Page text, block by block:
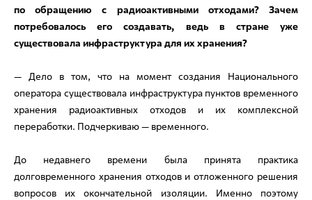
по обращению с радиоактивными отходами? Зачем
потребовалось его создавать, ведь в стране уже
существовала инфраструктура для их хранения?
— Дело в том, что на момент создания Национального
оператора существовала инфраструктура пунктов временного
хранения радиоактивных отходов и их комплексной
переработки. Подчеркиваю — временного.
До недавнего времени была принята практика
долговременного хранения отходов и отложенного решения
вопросов их окончательной изоляции. Именно поэтому